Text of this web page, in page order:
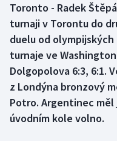
Boby a skeleton
Box
Curling
Dostihy
AZ kvíz
Toronto - Radek
turnaji v Torontu do
duelu od
turnaje ve
Dolgopolova 6:3, 6:1.
z Londýna bronzový
Potro. Argentinec měl
úvodním kole volno.